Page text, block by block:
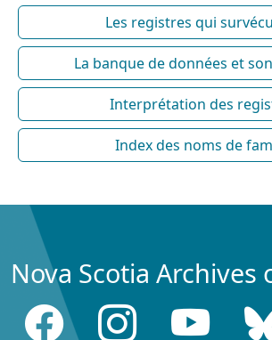
Les registres qui
La banque de données et
Interprétation des
Index des noms de
Nova Scotia Archives